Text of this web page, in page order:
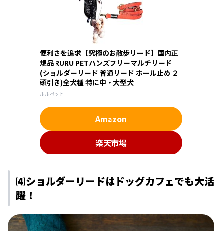
便利さを追求【究極のお散歩リード】国内正
規品 RURU PETハンズフリーマルチリード
(ショルダーリード 普通リード ポール止め ２
頭引き)全犬種 特に中・大型犬
ルルペット
Amazon
楽天市場
⑷ショルダーリードはドッグカフェでも大活
躍！